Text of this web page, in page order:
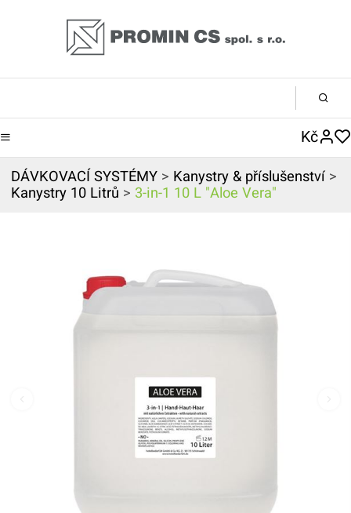
Kč
DÁVKOVACÍ SYSTÉMY > Kanystry & příslušenství >
Kanystry 10 Litrů > 3-in-1 10 L "Aloe Vera"